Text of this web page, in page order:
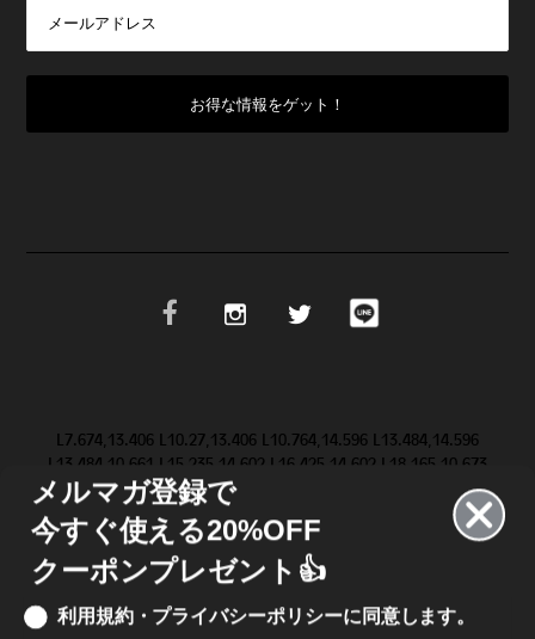
L7.674,13.406 L10.27,13.406 L10.764,14.596 L13.484,14.596
L13.484,10.661 L15.235,14.602 L16.425,14.602 L18.165,10.673
L18.165,14.603 L19.623,14.603 L19.647,9.083 L19.646,9.084 Z
M28.986,11.852 L31.517,9.084 L29.695,9.084 L28.094,10.81
L26.546,9.084 L20.652,9.084 L20.652,14.602 L26.462,14.602
L28.076,12.864 L29.624,14.602 L31.499,14.602 L28.987,11.852
L28.986,11.852 Z"/>
メルマガ登録で
今すぐ使える20%OFF
クーポンプレゼント👍
利用規約・プライバシーポリシーに同意します。